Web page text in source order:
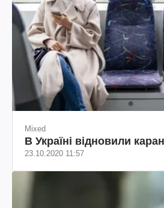
Mixed
В Україні відновили
23.10.2020 11:57